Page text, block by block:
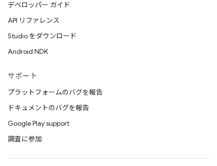
デベロッパー ガイド
API リファレンス
Studio をダウンロード
Android NDK
サポート
プラットフォームのバグを報告
ドキュメントのバグを報告
Google Play support
調査に参加